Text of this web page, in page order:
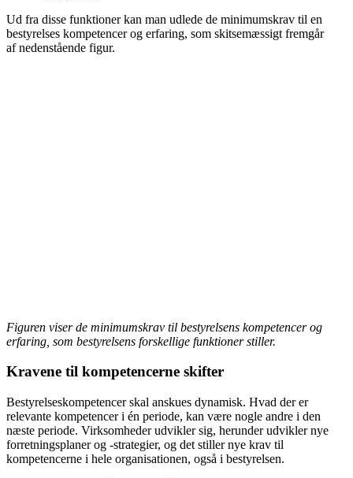
Ud fra disse funktioner kan man udlede de minimumskrav til en
bestyrelses kompetencer og erfaring, som skitsemæssigt fremgår
af nedenstående figur.
Figuren viser de minimumskrav til bestyrelsens kompetencer og
erfaring, som bestyrelsens forskellige funktioner stiller.
Kravene til kompetencerne skifter
Bestyrelseskompetencer skal anskues dynamisk. Hvad der er
relevante kompetencer i én periode, kan være nogle andre i den
næste periode. Virksomheder udvikler sig, herunder udvikler nye
forretningsplaner og -strategier, og det stiller nye krav til
kompetencerne i hele organisationen, også i bestyrelsen.